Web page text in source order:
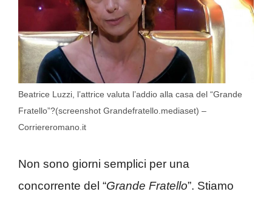
Beatrice Luzzi, l’attrice valuta l’addio alla casa del “Grande
Fratello”?(screenshot Grandefratello.mediaset) –
Corriereromano.it
Non sono giorni semplici per una
concorrente del “Grande Fratello”. Stiamo